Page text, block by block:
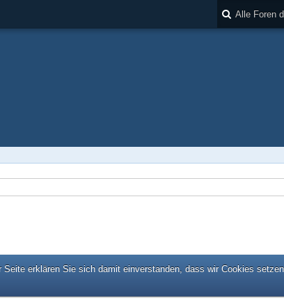
erklären Sie sich damit einverstanden, dass wir Cookies